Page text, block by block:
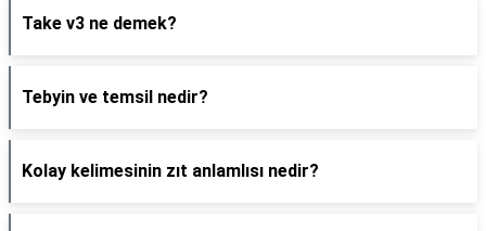
Take v3 ne demek?
Tebyin ve temsil nedir?
Kolay kelimesinin zıt anlamlısı nedir?